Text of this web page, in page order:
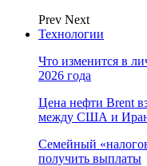
Prev Next
Технологии
Что изменится в
2026 года
Цена нефти Brent
между США и
Семейный
получить выплаты